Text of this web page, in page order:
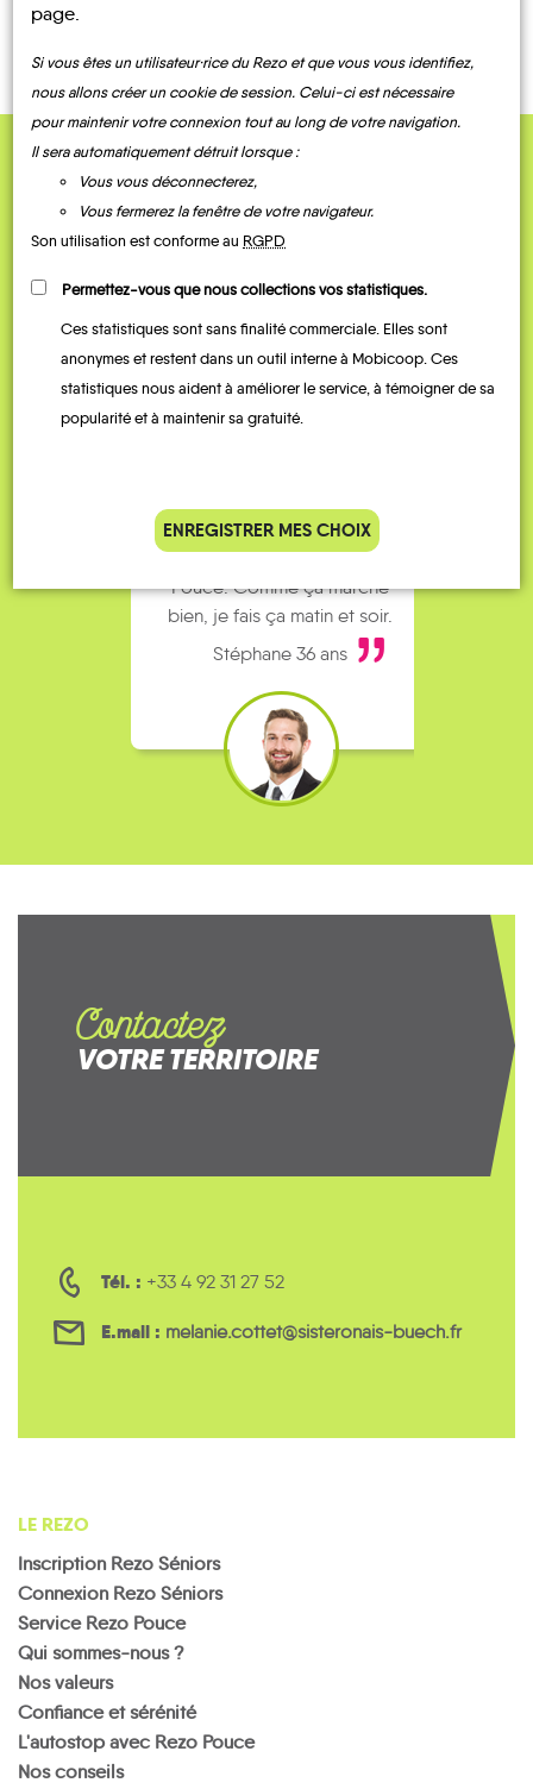
QUELQUES
Témoignages
parking de la gare est toujours
complet alors j’ai testé Rezo
Pouce. Comme ça marche
bien, je fais ça matin et soir.
Stéphane 36 ans
Contactez
VOTRE TERRITOIRE
Tél. : +33 4 92 31 27 52
E.mail : melanie.cottet@sisteronais-buech.fr
LE REZO
Inscription Rezo Séniors
Connexion Rezo Séniors
Service Rezo Pouce
Qui sommes-nous ?
Nos valeurs
Confiance et sérénité
L'autostop avec Rezo Pouce
Nos conseils
page.
Si vous êtes un utilisateur·rice du Rezo et que vous vous identifiez,
nous allons créer un cookie de session. Celui-ci est nécessaire
pour maintenir votre connexion tout au long de votre navigation.
Il sera automatiquement détruit lorsque :
Vous vous déconnecterez,
Vous fermerez la fenêtre de votre navigateur.
Son utilisation est conforme au RGPD
Permettez-vous que nous collections vos statistiques.
Ces statistiques sont sans finalité commerciale. Elles sont
anonymes et restent dans un outil interne à Mobicoop. Ces
statistiques nous aident à améliorer le service, à témoigner de sa
popularité et à maintenir sa gratuité.
ENREGISTRER MES CHOIX